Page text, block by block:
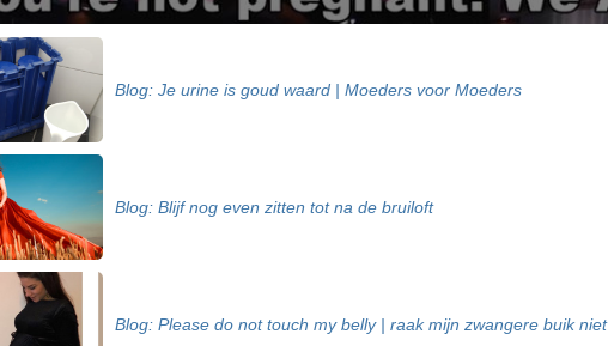
Blog: Je urine is goud waard | Moeders voor Moeders
Blog: Blijf nog even zitten tot na de bruiloft
Blog: Please do not touch my belly | raak mijn zwangere buik niet